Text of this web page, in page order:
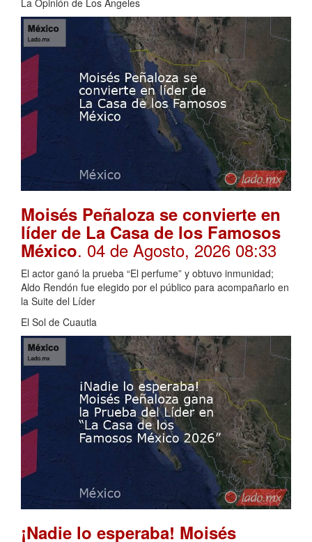
La Opinión de Los Ángeles
Moisés Peñaloza se convierte en
líder de La Casa de los Famosos
México. 04 de Agosto, 2026 08:33
El actor ganó la prueba “El perfume” y obtuvo inmunidad;
Aldo Rendón fue elegido por el público para acompañarlo en
la Suite del Líder
El Sol de Cuautla
¡Nadie lo esperaba! Moisés